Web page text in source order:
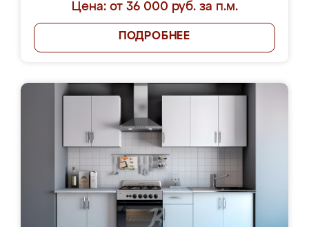
Цена: от 36 000 руб. за п.м.
ПОДРОБНЕЕ